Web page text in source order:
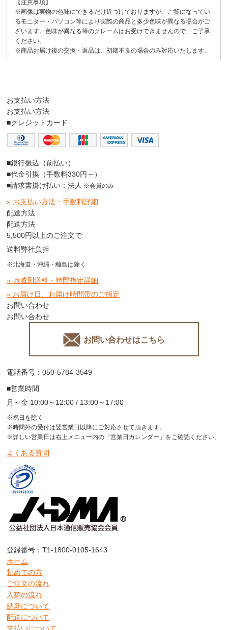
【注意事項】
※画像は実物の色味にできるだけ近づけておりますが、ご覧になってい
るモニター・パソコン等により実際の商品と多少色味が異なる場合がご
ざいます。色味が異なる等のクレームはお受けできませんので、ご了承
ください。
※商品お届け後の交換・返品は、初期不良の場合のみ対応いたします。
お支払い方法
お支払い方法
■クレジットカード
■銀行振込（前払い）
■代金引換（手数料330円～）
■請求書掛け払い：法人 ※会員のみ
» お支払い方法・手数料詳細
配送方法
配送方法
5,500円以上のご注文で
送料弊社負担
※北海道・沖縄・離島は除く
» 地域別送料・時間指定詳細
» お届け日、お届け時間帯のご指定
お問い合わせ
お問い合わせ
お問い合わせはこちら
電話番号：050-5784-3549
■営業時間
月～金 10:00～12:00 / 13:00～17:00
※祝日を除く
※時間外の受付は翌営業日以降にご対応させて頂きます。
※詳しい営業日は右上メニュー内の「営業日カレンダー」をご確認ください。
よくある質問
登録番号：T1-1800-0105-1643
ホーム
初めての方
ご注文の流れ
入稿の流れ
納期について
配送について